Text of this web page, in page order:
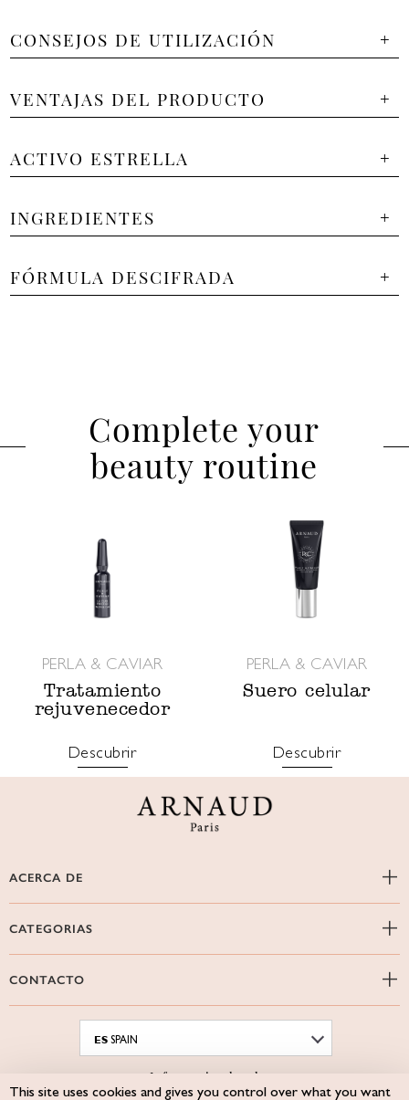
CONSEJOS DE UTILIZACIÓN
VENTAJAS DEL PRODUCTO
ACTIVO ESTRELLA
INGREDIENTES
FÓRMULA DESCIFRADA
Complete your
beauty routine
PERLA & CAVIAR
Tratamiento
rejuvenecedor
Descubrir
PERLA & CAVIAR
Suero celular
Descubrir
ACERCA DE
CATEGORIAS
CONTACTO
ES SPAIN
Informacion legal
Site map
This site uses cookies and gives you control over what you want